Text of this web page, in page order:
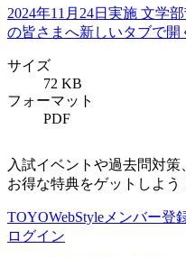
2024年11月24日実施 文学
の皆さまへ新しいタブで開
サイズ
72 KB
フォーマット
PDF
入試イベントや過去問対
お得な特典をゲットしよう
TOYOWebStyleメンバー登
ログイン